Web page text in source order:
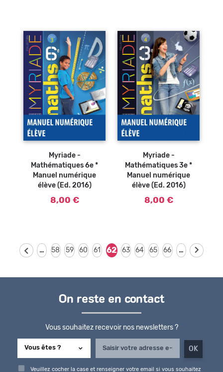
Ajouter au
Myriade -
Mathématiques 6e *
Manuel numérique
élève (Ed. 2016)
8,00 €
Ajouter au
Myriade -
Mathématiques 3e *
Manuel numérique
élève (Ed. 2016)
8,00 €
… 58 59 60 61 62 63 64 65 66 …
On reste en contact
Vous souhaitez recevoir nos newsletters ?
Veuillez cocher la case et renseigner votre email si vous souhaitez